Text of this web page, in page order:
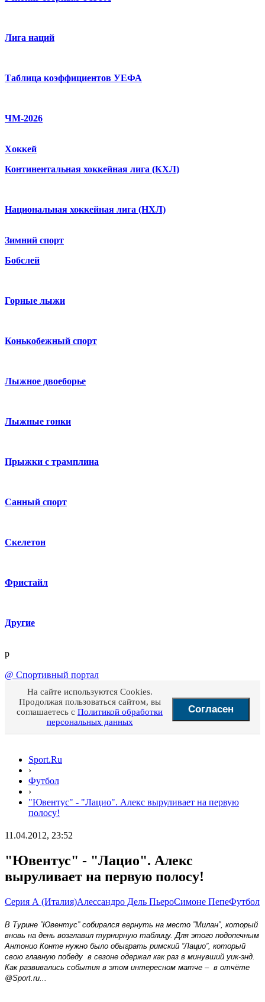
Лига наций
Таблица коэффициентов УЕФА
ЧМ-2026
Хоккей
Континентальная хоккейная лига (КХЛ)
Национальная хоккейная лига (НХЛ)
Зимний спорт
Бобслей
Горные лыжи
Конькобежный спорт
Лыжное двоеборье
Лыжные гонки
Прыжки с трамплина
Санный спорт
Скелетон
Фристайл
Другие
p
@ Спортивный портал
На сайте используются Cookies.
Продолжая пользоваться сайтом, вы
соглашаетесь с Политикой обработки
персональных данных
Согласен
Sport.Ru
›
Футбол
›
"Ювентус" - "Лацио". Алекс выруливает на первую
полосу!
11.04.2012, 23:52
"Ювентус" - "Лацио". Алекс
выруливает на первую полосу!
Серия А (Италия)Алессандро Дель ПьероСимоне ПепеФутбол
В Турине ”Ювентус” собирался вернуть на место ”Милан”, который
вновь на день возглавил турнирную таблицу. Для этого подопечным
Антонио Конте нужно было обыграть римский ”Лацио”, который
свою главную победу в сезоне одержал как раз в минувший уик-энд.
Как развивались события в этом интересном матче – в отчёте
@Sport ru...